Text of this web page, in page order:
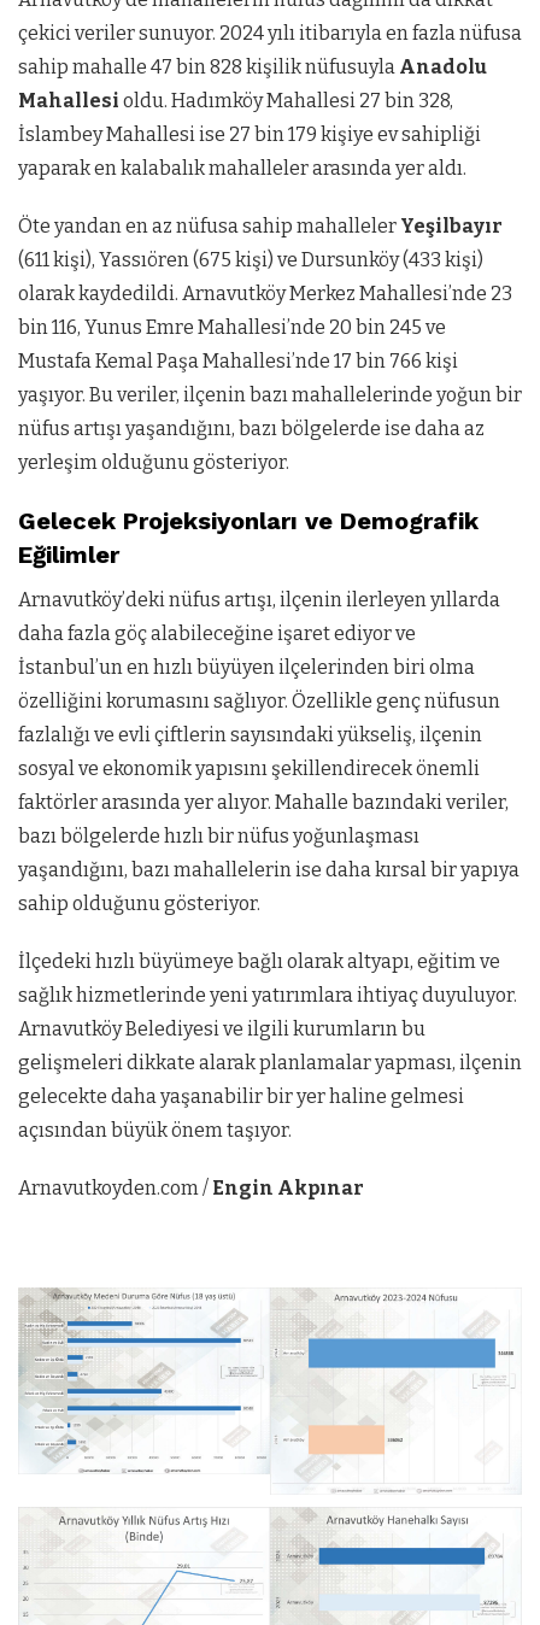
çekici veriler sunuyor. 2024 yılı itibarıyla en fazla nüfusa
sahip mahalle 47 bin 828 kişilik nüfusuyla Anadolu
Mahallesi oldu. Hadımköy Mahallesi 27 bin 328,
İslambey Mahallesi ise 27 bin 179 kişiye ev sahipliği
yaparak en kalabalık mahalleler arasında yer aldı.
Öte yandan en az nüfusa sahip mahalleler Yeşilbayır
(611 kişi), Yassıören (675 kişi) ve Dursunköy (433 kişi)
olarak kaydedildi. Arnavutköy Merkez Mahallesi’nde 23
bin 116, Yunus Emre Mahallesi’nde 20 bin 245 ve
Mustafa Kemal Paşa Mahallesi’nde 17 bin 766 kişi
yaşıyor. Bu veriler, ilçenin bazı mahallelerinde yoğun bir
nüfus artışı yaşandığını, bazı bölgelerde ise daha az
yerleşim olduğunu gösteriyor.
Gelecek Projeksiyonları ve Demografik
Eğilimler
Arnavutköy’deki nüfus artışı, ilçenin ilerleyen yıllarda
daha fazla göç alabileceğine işaret ediyor ve
İstanbul’un en hızlı büyüyen ilçelerinden biri olma
özelliğini korumasını sağlıyor. Özellikle genç nüfusun
fazlalığı ve evli çiftlerin sayısındaki yükseliş, ilçenin
sosyal ve ekonomik yapısını şekillendirecek önemli
faktörler arasında yer alıyor. Mahalle bazındaki veriler,
bazı bölgelerde hızlı bir nüfus yoğunlaşması
yaşandığını, bazı mahallelerin ise daha kırsal bir yapıya
sahip olduğunu gösteriyor.
İlçedeki hızlı büyümeye bağlı olarak altyapı, eğitim ve
sağlık hizmetlerinde yeni yatırımlara ihtiyaç duyuluyor.
Arnavutköy Belediyesi ve ilgili kurumların bu
gelişmeleri dikkate alarak planlamalar yapması, ilçenin
gelecekte daha yaşanabilir bir yer haline gelmesi
açısından büyük önem taşıyor.
Arnavutkoyden.com / Engin Akpınar